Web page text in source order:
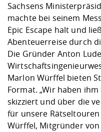
Sachsens
machte bei seinem
Epic Escape halt und
Abenteuerreise durch
Die Gründer Anton
Marlon Würffel bieten
Format. „Wir haben
skizziert und über die
für unsere
Würffel, Mitgründer von